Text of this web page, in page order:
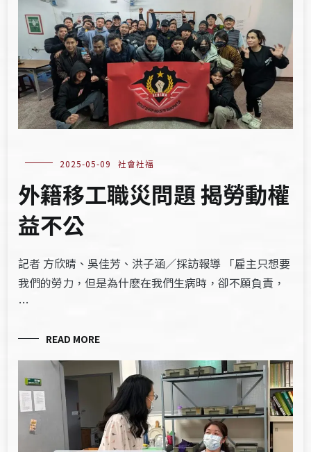
2025-05-09 社會社福
外籍移工職災問題 揭勞動權
益不公
記者 方欣晴、吳佳芳、洪子涵／採訪報導 「雇主只想要
我們的勞力，但是為什麽在我們生病時，卻不願負責，
…
READ MORE